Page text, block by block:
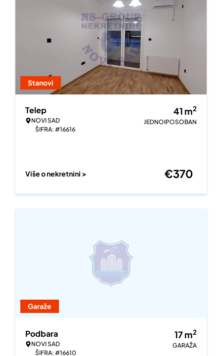
Stanovi
Telep
NOVI SAD
ŠIFRA: #16616
41 m2
JEDNOIPOSOBAN
Više o nekretnini > €370
Garaže
Podbara
NOVI SAD
ŠIFRA: #16610
17m2
GARAŽA